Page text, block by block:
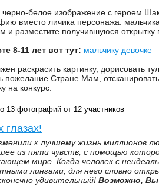
черно-белое изображение с героем
вместо личика персонажа:
разместите получившуюся открытку
8-11 лет вот тут: мальчику девочке
раскрасить картинку, дорисовать
Стране Мам,
на конкурс.
13 фотографий от 12 участников
глазах!
к лучшему жизнь миллионов
из пяти чувств, с помощью
мире. Когда человек с
линзами, для него словно
удивительный! Возможно,